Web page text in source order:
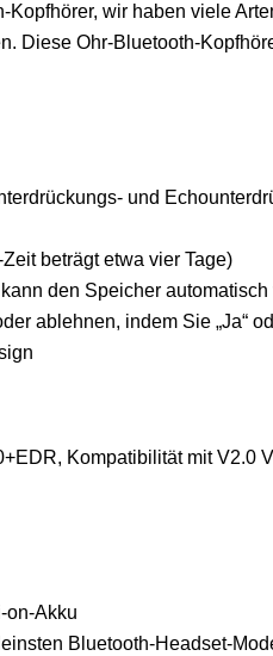
Kopfhörer, wir haben viele
Diese Ohr-Bluetooth-
und
beträgt etwa vier Tage)
den Speicher automatisch
ablehnen, indem Sie „Ja“
Kompatibilität mit V2.0
on-Akku
Bluetooth-Headset-